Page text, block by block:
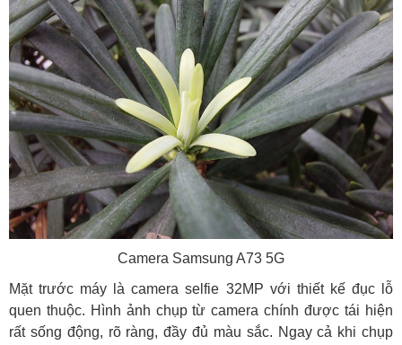
Camera Samsung A73 5G
Mặt trước máy là camera selfie 32MP với thiết kế đục lỗ
quen thuộc. Hình ảnh chụp từ camera chính được tái hiện
rất sống động, rõ ràng, đầy đủ màu sắc. Ngay cả khi chụp